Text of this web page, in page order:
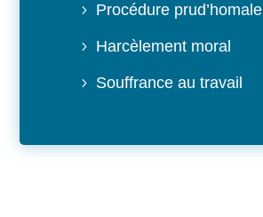
Procédure prud’homale
Harcèlement moral
Souffrance au travail